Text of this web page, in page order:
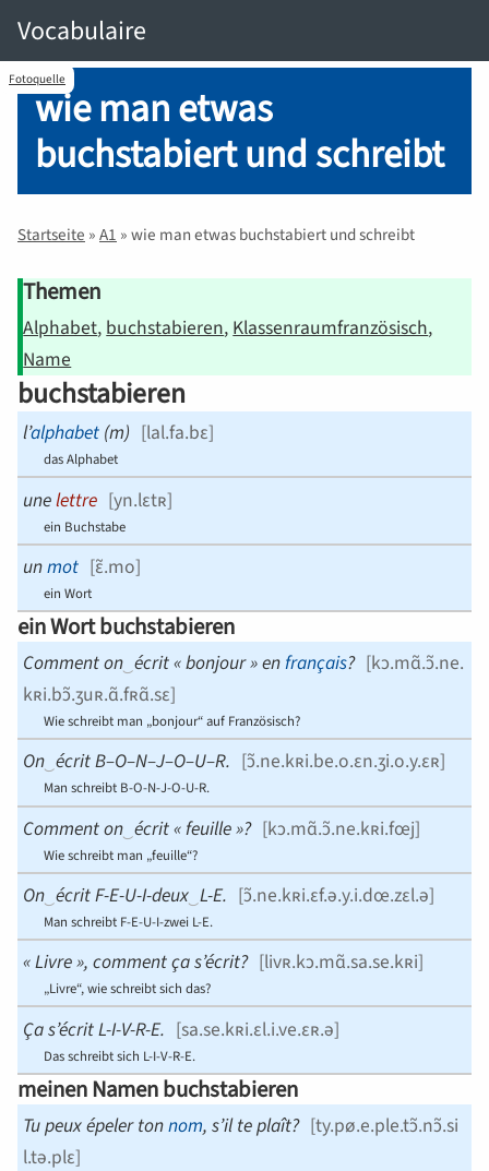
Vocabulaire
Fotoquelle
wie man etwas
buchstabiert und schreibt
Startseite » A1 » wie man etwas buchstabiert und schreibt
Themen
Alphabet buchstabieren Klassenraum­französisch
Name
buchstabieren
l’alphabet (m) [lal.fa.bɛ]
das Alphabet
unelettre [yn.lɛtʀ]
ein Buchstabe
unmot [ɛ̃.mo]
ein Wort
ein Wort buchstabieren
Comment on ‿écrit « bonjour » enfrançais? [kɔ.mɑ̃.ɔ̃.ne.
kʀi.​bɔ̃.ʒuʀ.​ɑ̃.fʀɑ̃.sɛ]
Wie schreibt man „bonjour“ auf Französisch?
On ‿écrit B–O–N–J–O–U–R. [ɔ̃.ne.kʀi.​be.o.ɛn.ʒi.o.y.ɛʀ]
Man schreibt B-O-N-J-O-U-R.
Comment on ‿écrit « feuille »? [kɔ.mɑ̃.ɔ̃.ne.kʀi.fœj]
Wie schreibt man „feuille“?
On ‿écrit F-E-U-I-deux ‿L-E. [ɔ̃.ne.kʀi.​ɛf.ə.y.i.dœ.zɛl.ə]
Man schreibt F-E-U-I-zwei L-E.
« Livre », comment ça s’écrit? [livʀ.kɔ.mɑ̃.sa.se.kʀi]
„Livre“, wie schreibt sich das?
Ça s’écrit L-I-V-R-E. [sa.se.kʀi.ɛl.i.ve.ɛʀ.ə]
Das schreibt sich L-I-V-R-E.
meinen Namen buchstabieren
Tu peux épeler tonnom, s’il te plaît? [ty.pø.e.ple.tɔ̃.nɔ̃.​si
l.tə.plɛ]